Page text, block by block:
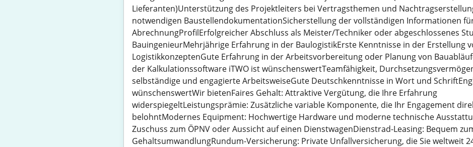
Lieferanten)Unterstützung des Projektleiters bei Vertragsthemen und
notwendigen BaustellendokumentationSicherstellung der vollständigen Informationen
AbrechnungProfilErfolgreicher Abschluss als Meister/Techniker oder abgeschlossenes
BauingenieurMehrjährige Erfahrung in der BaulogistikErste Kenntnisse in der Erstellung
LogistikkonzeptenGute Erfahrung in der Arbeitsvorbereitung oder Planung von
der Kalkulationssoftware iTWO ist wünschenswertTeamfähigkeit,
selbständige und engagierte ArbeitsweiseGute Deutschkenntnisse in Wort und
wünschenswertWir bietenFaires Gehalt: Attraktive Vergütung, die Ihre Erfahrung
widerspiegeltLeistungsprämie: Zusätzliche variable Komponente, die Ihr Engagement
belohntModernes Equipment: Hochwertige Hardware und moderne technische
Zuschuss zum ÖPNV oder Aussicht auf einen DienstwagenDienstrad-Leasing: Bequem
GehaltsumwandlungRundum-Versicherung: Private Unfallversicherung, die Sie weltweit